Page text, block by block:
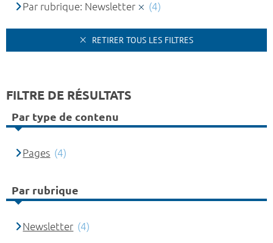
Par rubrique: Newsletter
(4)
RETIRER TOUS LES FILTRES
FILTRE DE RÉSULTATS
Par type de contenu
Pages (4)
Par rubrique
Newsletter (4)